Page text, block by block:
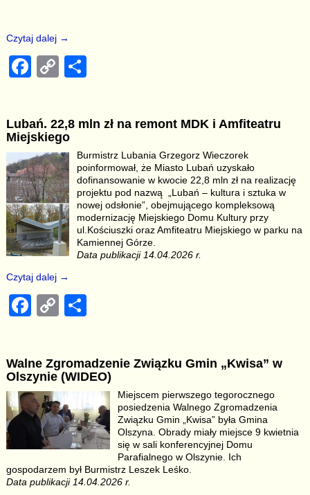
Czytaj dalej →
F
e
b
o
o
k
C
y
Li
n
k
e
Lubań. 22,8 mln zł na remont MDK i Amfiteatru
Miejskiego
Burmistrz Lubania Grzegorz Wieczorek
poinformował, że Miasto Lubań uzyskało
dofinansowanie w kwocie 22,8 mln zł na realizację
projektu pod nazwą „Lubań – kultura i sztuka w
nowej odsłonie”, obejmującego kompleksową
modernizację Miejskiego Domu Kultury przy
ul.Kościuszki oraz Amfiteatru Miejskiego w parku na
Kamiennej Górze.
Data publikacji 14.04.2026 r.
Czytaj dalej →
F
e
b
o
o
k
C
y
Li
n
k
e
Walne Zgromadzenie Związku Gmin „Kwisa” w
Olszynie (WIDEO)
Miejscem pierwszego tegorocznego
posiedzenia Walnego Zgromadzenia
Związku Gmin „Kwisa” była Gmina
Olszyna. Obrady miały miejsce 9 kwietnia
się w sali konferencyjnej Domu
Parafialnego w Olszynie. Ich
gospodarzem był Burmistrz Leszek Leśko.
Data publikacji 14.04.2026 r.